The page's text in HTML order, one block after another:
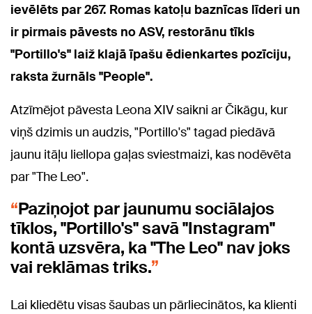
ievēlēts par 267. Romas katoļu baznīcas līderi un
ir pirmais pāvests no ASV, restorānu tīkls
"Portillo's" laiž klajā īpašu ēdienkartes pozīciju,
raksta žurnāls "People".
Atzīmējot pāvesta Leona XIV saikni ar Čikāgu, kur
viņš dzimis un audzis, "Portillo's" tagad piedāvā
jaunu itāļu liellopa gaļas sviestmaizi, kas nodēvēta
par "The Leo".
Paziņojot par jaunumu sociālajos
tīklos, "Portillo's" savā "Instagram"
kontā uzsvēra, ka "The Leo" nav joks
vai reklāmas triks.
Lai kliedētu visas šaubas un pārliecinātos, ka klienti